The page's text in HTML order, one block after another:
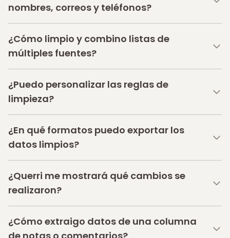
nombres, correos y teléfonos?
¿Cómo limpio y combino listas de
múltiples fuentes?
¿Puedo personalizar las reglas de
limpieza?
¿En qué formatos puedo exportar los
datos limpios?
¿Querri me mostrará qué cambios se
realizaron?
¿Cómo extraigo datos de una columna